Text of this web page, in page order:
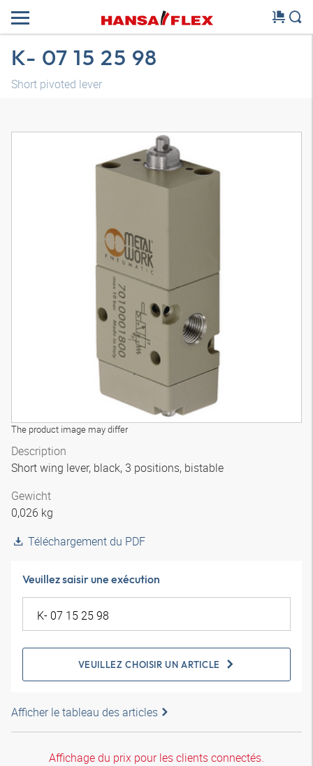
K- 07 15 25 98
Short pivoted lever
The product image may differ
Description
Short wing lever, black, 3 positions, bistable
Gewicht
0,026 kg
Téléchargement du PDF
Veuillez saisir une exécution
VEUILLEZ CHOISIR UN ARTICLE
Afficher le tableau des articles
Affichage du prix pour les clients connectés.